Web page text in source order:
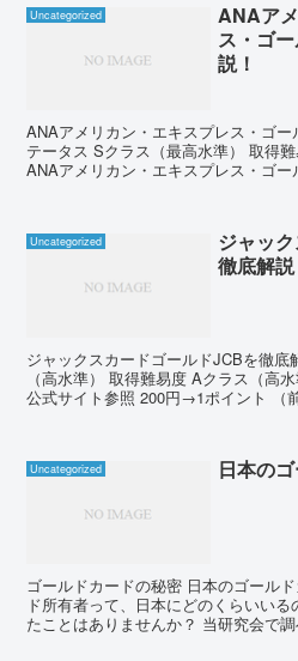
Uncategorized
ANAア
ス・ゴ
説！
ANAアメリカン・エキスプレス・ゴ
テータス Sクラス（最高水準） 取得
ANAアメリカン・エキスプレス・ゴ
Uncategorized
ジャッ
徹底解説
ジャックスカードゴールドJCBを徹底
（高水準） 取得難易度 Aクラス（高
公式サイト参照 200円→1ポイント （
Uncategorized 日本の
ゴールドカードの秘密 日本のゴール
ド所有者って、日本にどのくらいい
たことはありませんか？ 当研究会で